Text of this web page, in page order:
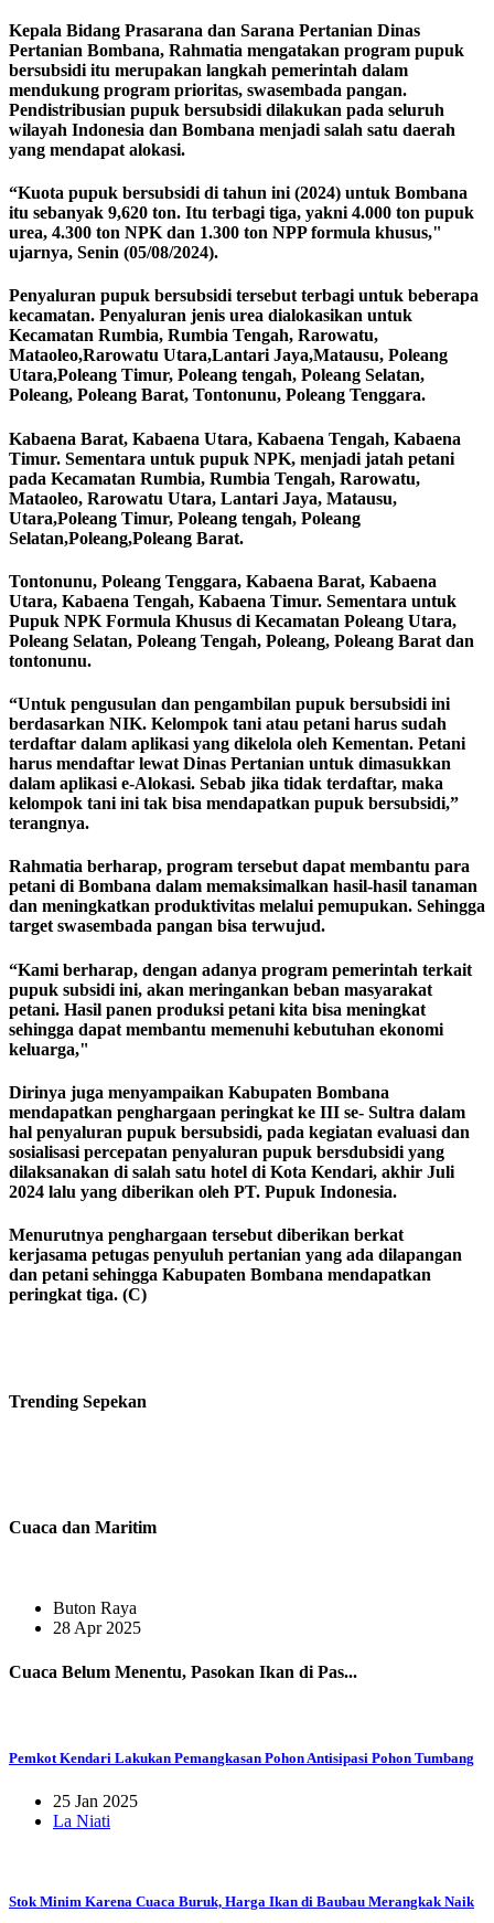
Kepala Bidang Prasarana dan Sarana Pertanian Dinas
Pertanian Bombana, Rahmatia mengatakan program pupuk
bersubsidi itu merupakan langkah pemerintah dalam
mendukung program prioritas, swasembada pangan.
Pendistribusian pupuk bersubsidi dilakukan pada seluruh
wilayah Indonesia dan Bombana menjadi salah satu daerah
yang mendapat alokasi.
“Kuota pupuk bersubsidi di tahun ini (2024) untuk Bombana
itu sebanyak 9,620 ton. Itu terbagi tiga, yakni 4.000 ton pupuk
urea, 4.300 ton NPK dan 1.300 ton NPP formula khusus,"
ujarnya, Senin (05/08/2024).
Penyaluran pupuk bersubsidi tersebut terbagi untuk beberapa
kecamatan. Penyaluran jenis urea dialokasikan untuk
Kecamatan Rumbia, Rumbia Tengah, Rarowatu,
Mataoleo,Rarowatu Utara,Lantari Jaya,Matausu, Poleang
Utara,Poleang Timur, Poleang tengah, Poleang Selatan,
Poleang, Poleang Barat, Tontonunu, Poleang Tenggara.
Kabaena Barat, Kabaena Utara, Kabaena Tengah, Kabaena
Timur. Sementara untuk pupuk NPK, menjadi jatah petani
pada Kecamatan Rumbia, Rumbia Tengah, Rarowatu,
Mataoleo, Rarowatu Utara, Lantari Jaya, Matausu,
Utara,Poleang Timur, Poleang tengah, Poleang
Selatan,Poleang,Poleang Barat.
Tontonunu, Poleang Tenggara, Kabaena Barat, Kabaena
Utara, Kabaena Tengah, Kabaena Timur. Sementara untuk
Pupuk NPK Formula Khusus di Kecamatan Poleang Utara,
Poleang Selatan, Poleang Tengah, Poleang, Poleang Barat dan
tontonunu.
“Untuk pengusulan dan pengambilan pupuk bersubsidi ini
berdasarkan NIK. Kelompok tani atau petani harus sudah
terdaftar dalam aplikasi yang dikelola oleh Kementan. Petani
harus mendaftar lewat Dinas Pertanian untuk dimasukkan
dalam aplikasi e-Alokasi. Sebab jika tidak terdaftar, maka
kelompok tani ini tak bisa mendapatkan pupuk bersubsidi,”
terangnya.
Rahmatia berharap, program tersebut dapat membantu para
petani di Bombana dalam memaksimalkan hasil-hasil tanaman
dan meningkatkan produktivitas melalui pemupukan. Sehingga
target swasembada pangan bisa terwujud.
“Kami berharap, dengan adanya program pemerintah terkait
pupuk subsidi ini, akan meringankan beban masyarakat
petani. Hasil panen produksi petani kita bisa meningkat
sehingga dapat membantu memenuhi kebutuhan ekonomi
keluarga,"
Dirinya juga menyampaikan Kabupaten Bombana
mendapatkan penghargaan peringkat ke III se- Sultra dalam
hal penyaluran pupuk bersubsidi, pada kegiatan evaluasi dan
sosialisasi percepatan penyaluran pupuk bersdubsidi yang
dilaksanakan di salah satu hotel di Kota Kendari, akhir Juli
2024 lalu yang diberikan oleh PT. Pupuk Indonesia.
Menurutnya penghargaan tersebut diberikan berkat
kerjasama petugas penyuluh pertanian yang ada dilapangan
dan petani sehingga Kabupaten Bombana mendapatkan
peringkat tiga. (C)
Trending Sepekan
Cuaca dan Maritim
Buton Raya
28 Apr 2025
Cuaca Belum Menentu, Pasokan Ikan di Pas...
Pemkot Kendari Lakukan Pemangkasan Pohon Antisipasi Pohon Tumbang
25 Jan 2025
La Niati
Stok Minim Karena Cuaca Buruk, Harga Ikan di Baubau Merangkak Naik